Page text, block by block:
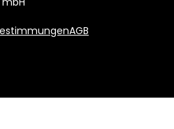
AGB